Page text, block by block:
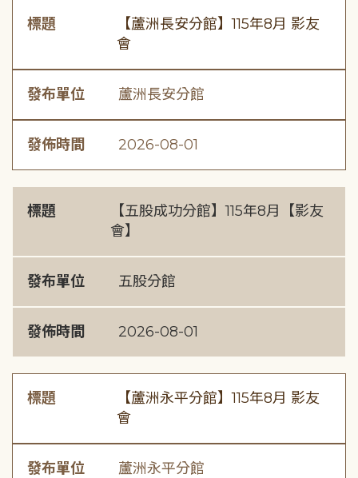
標題
【蘆洲長安分館】115年8月 影友
會
發布單位 蘆洲長安分館
發佈時間 2026-08-01
標題
【五股成功分館】115年8月【影友
會】
發布單位 五股分館
發佈時間 2026-08-01
標題
【蘆洲永平分館】115年8月 影友
會
發布單位 蘆洲永平分館